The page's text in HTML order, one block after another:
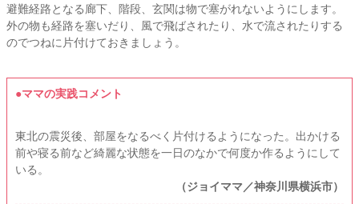
避難経路となる廊下、階段、玄関は物で塞がれないようにします。
外の物も経路を塞いだり、風で飛ばされたり、水で流されたりする
のでつねに片付けておきましょう。
●ママの実践コメント
東北の震災後、部屋をなるべく片付けるようになった。出かける
前や寝る前など綺麗な状態を一日のなかで何度か作るようにして
いる。
（ジョイママ／神奈川県横浜市）